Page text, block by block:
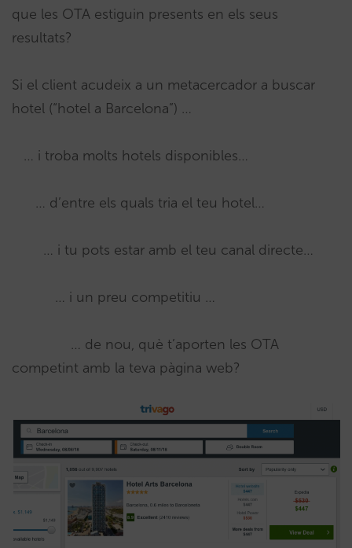
que les OTA estiguin presents en els seus
resultats?
Si el client acudeix a un metacercador a buscar
hotel (“hotel a Barcelona”) …
… i troba molts hotels disponibles…
… d’entre els quals tria el teu hotel…
… i tu pots estar amb el teu canal directe…
… i un preu competitiu …
… de nou, què t’aporten les OTA
competint amb la teva pàgina web?